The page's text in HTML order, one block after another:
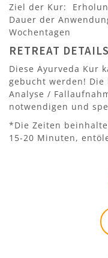
Ziel der Kur:
Dauer der
Wochentagen
RETREAT
Diese Ayurveda Kur
gebucht werden!
Analyse /
notwendigen und
*Die Zeiten
15-20 Minuten,